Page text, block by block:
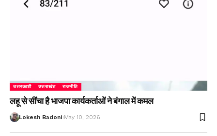
उत्तरकाशी उत्तराखंड राजनीति
लहू से सींचा है भाजपा कार्यकर्ताओं ने बंगाल में कमल
Lokesh Badoni May 10, 2026